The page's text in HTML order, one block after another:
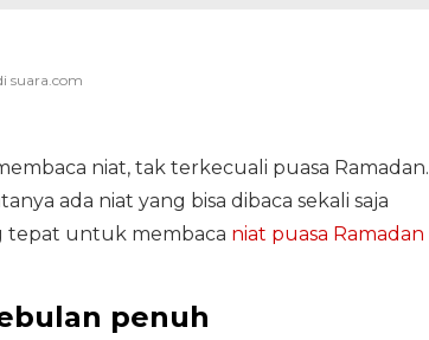
niat, tak terkecuali puasa Ramadan.
ada niat yang bisa dibaca sekali saja
tepat untuk membaca niat puasa Ramadan
penuh